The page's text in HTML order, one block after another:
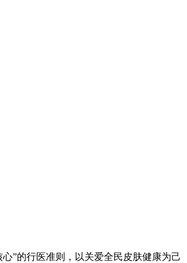
”的行医准则，以关爱全民皮肤健康为己